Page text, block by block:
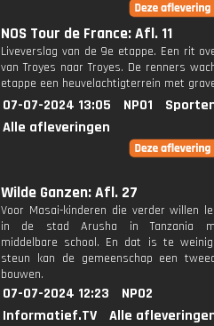
NOS Tour de France: Afl. 11
Liveverslag van de 9e etappe. Een rit
van Troyes naar Troyes. De renners
etappe een heuvelachtigterrein met
07-07-2024 13:05 NPO1
Alle afleveringen
Wilde Ganzen: Afl. 27
Voor Masai-kinderen die verder willen
in de stad Arusha in Tanzania
middelbare school. En dat is te
steun kan de gemeenschap een
bouwen.
07-07-2024 12:23
NPO2
Informatief.TV
Alle